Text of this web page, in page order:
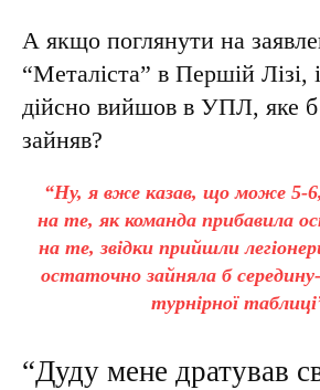
А якщо поглянути на
“Металіста” в Першій Лізі,
дійсно вийшов в УПЛ, яке б
зайняв?
“Ну, я вже казав, що може 5-6,
на те, як команда прибавила
на те, звідки прийшли
остаточно зайняла б середину-
турнірної
“Дуду мене дратував